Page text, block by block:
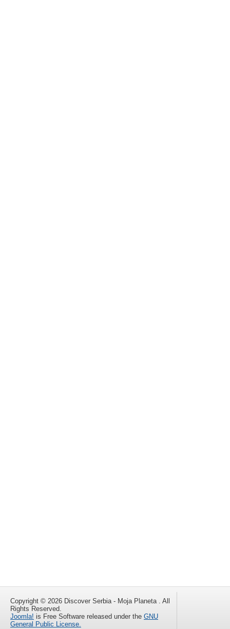
Copyright © 2026 Discover Serbia - Moja Planeta . All
Rights Reserved.
Joomla! is Free Software released under the GNU
General Public License.